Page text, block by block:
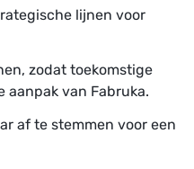
lijnen voor
zodat toekomstige
aanpak van Fabruka.
af te stemmen voor een